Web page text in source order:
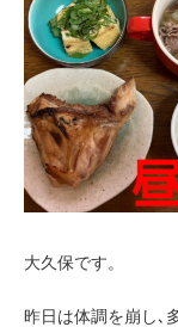
大久保です。
昨日は体調を崩し､